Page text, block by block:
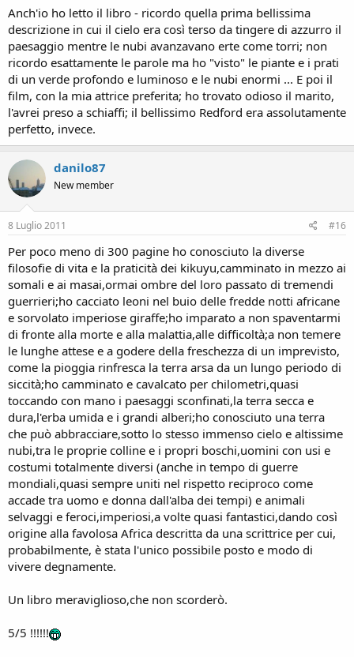
Anch'io ho letto il libro - ricordo quella prima bellissima
descrizione in cui il cielo era così terso da tingere di azzurro il
paesaggio mentre le nubi avanzavano erte come torri; non
ricordo esattamente le parole ma ho "visto" le piante e i prati
di un verde profondo e luminoso e le nubi enormi ... E poi il
film, con la mia attrice preferita; ho trovato odioso il marito,
l'avrei preso a schiaffi; il bellissimo Redford era assolutamente
perfetto, invece.
danilo87
New member
8 Luglio 2011 #16
Per poco meno di 300 pagine ho conosciuto la diverse
filosofie di vita e la praticità dei kikuyu,camminato in mezzo ai
somali e ai masai,ormai ombre del loro passato di tremendi
guerrieri;ho cacciato leoni nel buio delle fredde notti africane
e sorvolato imperiose giraffe;ho imparato a non spaventarmi
di fronte alla morte e alla malattia,alle difficoltà;a non temere
le lunghe attese e a godere della freschezza di un imprevisto,
come la pioggia rinfresca la terra arsa da un lungo periodo di
siccità;ho camminato e cavalcato per chilometri,quasi
toccando con mano i paesaggi sconfinati,la terra secca e
dura,l'erba umida e i grandi alberi;ho conosciuto una terra
che può abbracciare,sotto lo stesso immenso cielo e altissime
nubi,tra le proprie colline e i propri boschi,uomini con usi e
costumi totalmente diversi (anche in tempo di guerre
mondiali,quasi sempre uniti nel rispetto reciproco come
accade tra uomo e donna dall'alba dei tempi) e animali
selvaggi e feroci,imperiosi,a volte quasi fantastici,dando così
origine alla favolosa Africa descritta da una scrittrice per cui,
probabilmente, è stata l'unico possibile posto e modo di
vivere degnamente.
Un libro meraviglioso,che non scorderò.
5/5 !!!!!!